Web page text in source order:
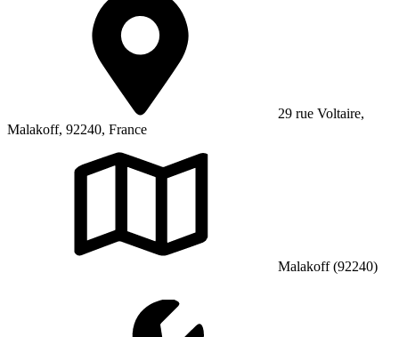
29 rue Voltaire,
Malakoff, 92240, France
Malakoff (92240)